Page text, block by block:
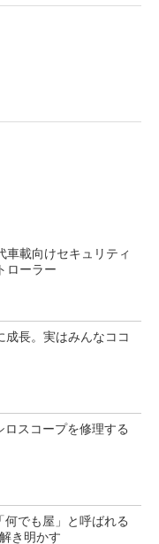
車載向けセキュリティ
ローラー
成長。実はみんなココ
スコープを修理する
でも屋」と呼ばれる
き明かす